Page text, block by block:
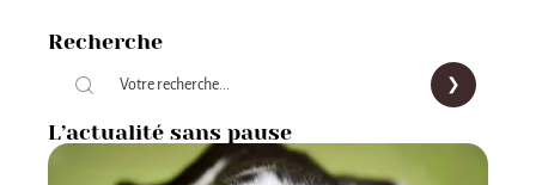
Recherche
L’actualité sans pause